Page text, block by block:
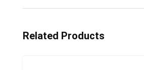
Related Products